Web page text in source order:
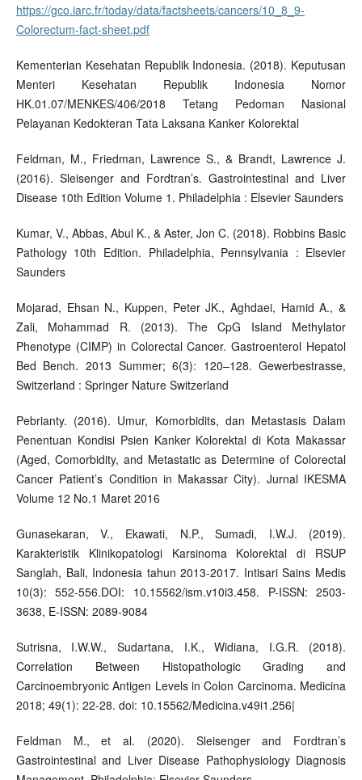
https://gco.iarc.fr/today/data/factsheets/cancers/10_8_9-
Colorectum-fact-sheet.pdf
Kementerian Kesehatan Republik Indonesia. (2018). Keputusan
Menteri Kesehatan Republik Indonesia Nomor
HK.01.07/MENKES/406/2018 Tetang Pedoman Nasional
Pelayanan Kedokteran Tata Laksana Kanker Kolorektal
Feldman, M., Friedman, Lawrence S., & Brandt, Lawrence J.
(2016). Sleisenger and Fordtran’s. Gastrointestinal and Liver
Disease 10th Edition Volume 1. Philadelphia : Elsevier Saunders
Kumar, V., Abbas, Abul K., & Aster, Jon C. (2018). Robbins Basic
Pathology 10th Edition. Philadelphia, Pennsylvania : Elsevier
Saunders
Mojarad, Ehsan N., Kuppen, Peter JK., Aghdaei, Hamid A., &
Zali, Mohammad R. (2013). The CpG Island Methylator
Phenotype (CIMP) in Colorectal Cancer. Gastroenterol Hepatol
Bed Bench. 2013 Summer; 6(3): 120–128. Gewerbestrasse,
Switzerland : Springer Nature Switzerland
Pebrianty. (2016). Umur, Komorbidits, dan Metastasis Dalam
Penentuan Kondisi Psien Kanker Kolorektal di Kota Makassar
(Aged, Comorbidity, and Metastatic as Determine of Colorectal
Cancer Patient’s Condition in Makassar City). Jurnal IKESMA
Volume 12 No.1 Maret 2016
Gunasekaran, V., Ekawati, N.P., Sumadi, I.W.J. (2019).
Karakteristik Klinikopatologi Karsinoma Kolorektal di RSUP
Sanglah, Bali, Indonesia tahun 2013-2017. Intisari Sains Medis
10(3): 552-556.DOI: 10.15562/ism.v10i3.458. P-ISSN: 2503-
3638, E-ISSN: 2089-9084
Sutrisna, I.W.W., Sudartana, I.K., Widiana, I.G.R. (2018).
Correlation Between Histopathologic Grading and
Carcinoembryonic Antigen Levels in Colon Carcinoma. Medicina
2018; 49(1): 22-28. doi: 10.15562/Medicina.v49i1.256|
Feldman M., et al. (2020). Sleisenger and Fordtran’s
Gastrointestinal and Liver Disease Pathophysiology Diagnosis